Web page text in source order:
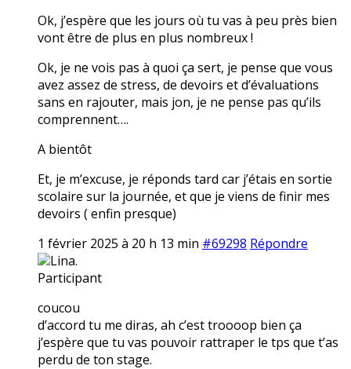
Ok, j’espère que les jours où tu vas à peu près bien
vont être de plus en plus nombreux !
Ok, je ne vois pas à quoi ça sert, je pense que vous
avez assez de stress, de devoirs et d’évaluations
sans en rajouter, mais jon, je ne pense pas qu’ils
comprennent….
A bientôt
Et, je m’excuse, je réponds tard car j’étais en sortie
scolaire sur la journée, et que je viens de finir mes
devoirs ( enfin presque)
1 février 2025 à 20 h 13 min #69298 Répondre
Lina.
Participant
coucou
d’accord tu me diras, ah c’est troooop bien ça
j’espère que tu vas pouvoir rattraper le tps que t’as
perdu de ton stage.